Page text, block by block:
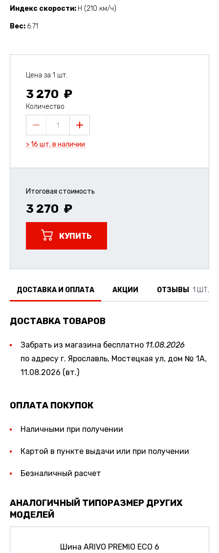
Индекс скорости H (210 км/ч)
Вес 6.71
Цена за 1 шт.
3 270
Количество
1
> 16 шт. в наличии
Итоговая стоимость
3 270
КУПИТЬ
ДОСТАВКА И ОПЛАТА АКЦИИ ОТЗЫВЫ 1 ШТ.
ДОСТАВКА ТОВАРОВ
Забрать из магазина бесплатно 11.08.2026
по адресу г. Ярославль, Мостецкая ул, дом № 1А,
11.08.2026 (вт.)
ОПЛАТА ПОКУПОК
Наличными при получении
Картой в пункте выдачи или при получении
Безналичный расчет
АНАЛОГИЧНЫЙ ТИПОРАЗМЕР ДРУГИХ
МОДЕЛЕЙ
Шина ARIVO PREMIO ECO 6